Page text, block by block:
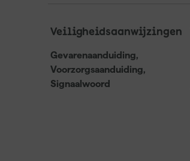
Veiligheidsaanwijzingen
Gevarenaanduiding,
Voorzorgsaanduiding,
Signaalwoord